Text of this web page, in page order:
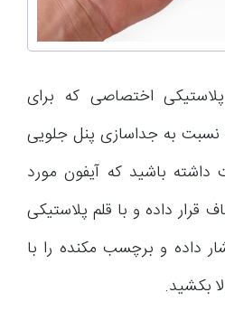
پلاستیکی اختصاصی که برای
نسبت به جداسازی پنل جلویی
داشته باشید که آیفون مورد
داده و با قلم پلاستیکی
داده و برچسب مکنده را با
بکشید.